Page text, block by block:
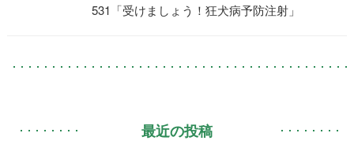
531「受けましょう！狂犬病予防注射」
最近の投稿